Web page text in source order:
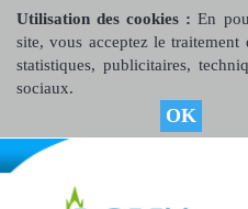
Utilisation des cookies :En
site, vous acceptez le traitement
statistiques, publicitaires,
sociaux.
OK